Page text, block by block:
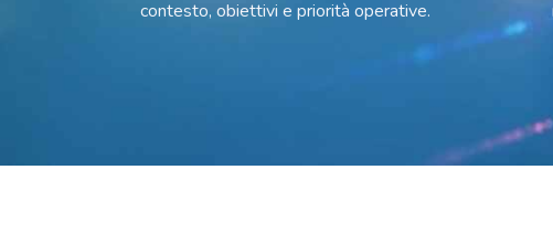
contesto, obiettivi e priorità operative.